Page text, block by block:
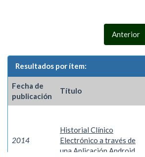
Anterior
Resultados por ítem:
Fecha de
publicación
Título
2014
Historial Clínico
Electrónico a través de
una Aplicación Android